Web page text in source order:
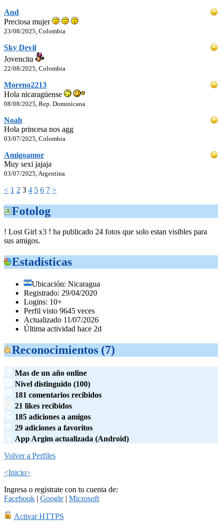
And
Preciosa mujer
23/08/2025, Colombia
Sky Devil
Jovencita
22/08/2025, Colombia
Moreno2213
Hola nicaragüense
08/08/2025, Rep. Dominicana
Noah
Hola princesa nos agg
03/07/2025, Colombia
Amigoamor
Muy sexi jajaja
03/07/2025, Argentina
< 1 2 3 4 5 6 7 >
Fotolog
! Lost Girl x3 ! ha publicado 24 fotos que solo estan visibles para
sus amigos.
Estadísticas
Ubicación: Nicaragua
Registrado: 29/04/2020
Logins: 10+
Perfil visto 9645 veces
Actualizado 11/07/2026
Última actividad hace 2d
Reconocimientos (7)
Mas de un año online
Nivel distinguido (100)
181 comentarios recibidos
21 likes recibidos
185 adiciones a amigos
29 adiciones a favoritos
App Argim actualizada (Android)
Volver a Perfiles
<Inicio>
Ingresa o registrate con tu cuenta de:
Facebook | Google | Microsoft
Activar HTTPS